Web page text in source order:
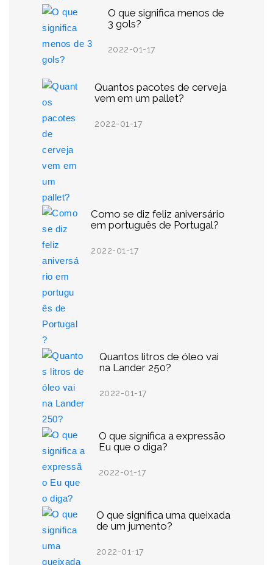
O que significa menos de
3 gols?
2022-01-17
Quantos pacotes de cerveja
vem em um pallet?
2022-01-17
Como se diz feliz aniversário
em português de Portugal?
2022-01-17
Quantos litros de óleo vai
na Lander 250?
2022-01-17
O que significa a expressão
Eu que o diga?
2022-01-17
O que significa uma queixada
de um jumento?
2022-01-17